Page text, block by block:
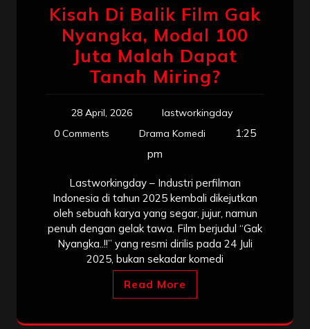
Kisah Di Balik Film Gak
Nyangka, Modal 100
Juta Malah Dapat
Tanah Miring?
28 April, 2026
lastworkingday
0 Comments
Drama Komedi
1:25
pm
Lastworkingday – Industri perfilman
Indonesia di tahun 2025 kembali dikejutkan
oleh sebuah karya yang segar, jujur, namun
penuh dengan gelak tawa. Film berjudul “Gak
Nyangka..!!” yang resmi dirilis pada 24 Juli
2025, bukan sekadar komedi
Read More